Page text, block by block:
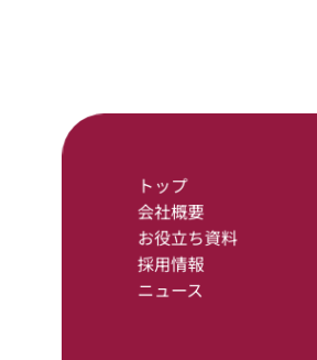
トップ
会社概要
お役立ち資料
採用情報
ニュース